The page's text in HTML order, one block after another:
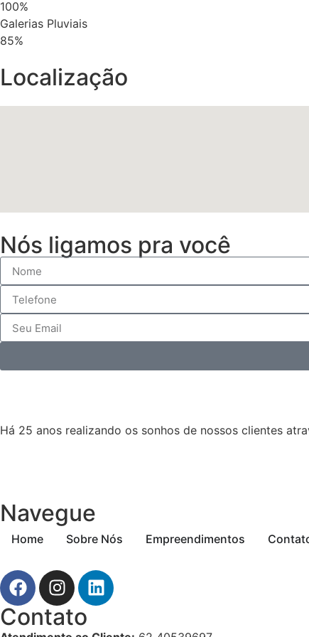
100%
Galerias Pluviais
85%
Localização
Nós ligamos pra você
Há 25 anos realizando os sonhos de nossos clientes
Navegue
Home Sobre Nós Empreendimentos
Contato